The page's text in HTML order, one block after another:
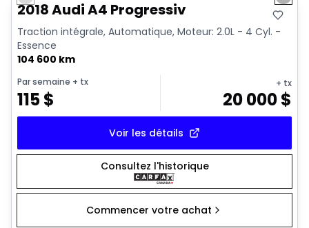
2018 Audi A4 Progressiv
Traction intégrale, Automatique, Moteur: 2.0L - 4 Cyl. -
Essence
104 600 km
Par semaine + tx
115$
+ tx
20 000$
Voir les détails
Consultez l'historique
Commencer votre achat